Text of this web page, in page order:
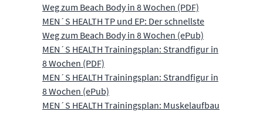
Weg zum Beach Body in 8 Wochen (PDF)
MEN´S HEALTH TP und EP: Der schnellste
Weg zum Beach Body in 8 Wochen (ePub)
MEN´S HEALTH Trainingsplan: Strandfigur in
8 Wochen (PDF)
MEN´S HEALTH Trainingsplan: Strandfigur in
8 Wochen (ePub)
MEN´S HEALTH Trainingsplan: Muskelaufbau